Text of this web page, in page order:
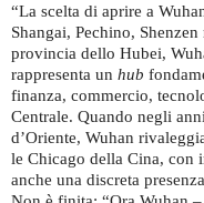
“La scelta di aprire a
Shangai, Pechino,
provincia dello Hubei,
rappresenta un hub
finanza, commercio,
Centrale. Quando negli
d’Oriente, Wuhan
le Chicago della Cina, con
anche una discreta